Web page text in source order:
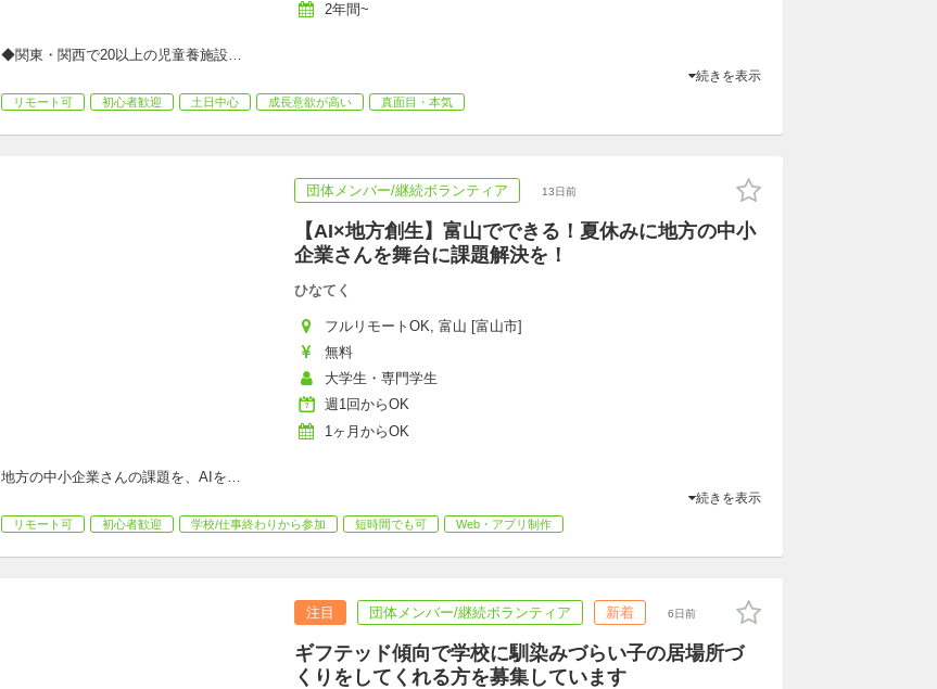
2年間~
◆関東・関西で20以上の児童養施設…
続きを表示
リモート可 初心者歓迎 土日中心 成長意欲が高い 真面目・本気
団体メンバー/継続ボランティア 13日前
【AI×地方創生】富山でできる！夏休みに地方の中小
企業さんを舞台に課題解決を！
ひなてく
フルリモートOK, 富山 [富山市]
無料
大学生・専門学生
週1回からOK
1ヶ月からOK
地方の中小企業さんの課題を、AIを…
続きを表示
リモート可 初心者歓迎 学校/仕事終わりから参加 短時間でも可 Web・アプリ制作
注目 団体メンバー/継続ボランティア 新着 6日前
ギフテッド傾向で学校に馴染みづらい子の居場所づ
くりをしてくれる方を募集しています